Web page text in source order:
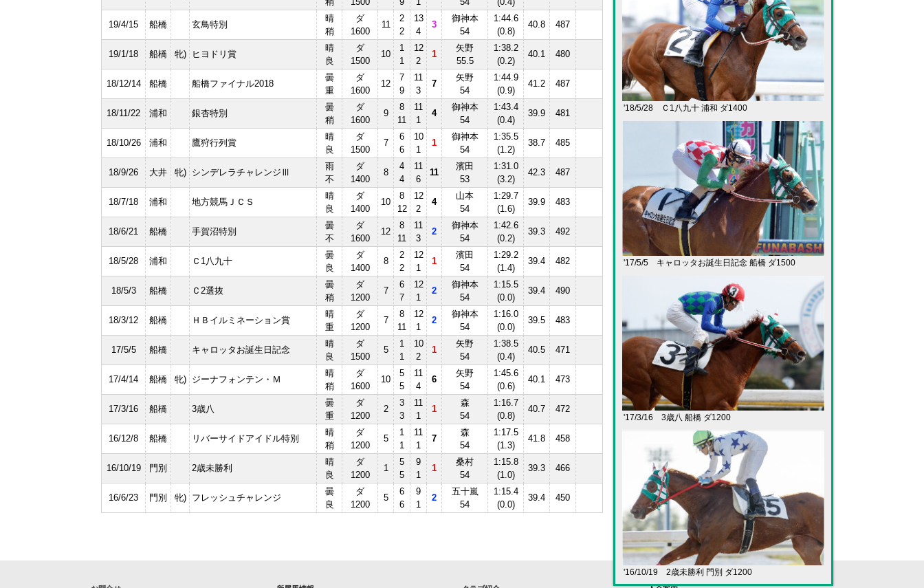
19/4/15 船橋 玄鳥特別
晴
稍
ダ
1600
11
2
2
13
4
3
御神本
54
1:44.6
(0.8)
40.8 487
19/1/18 船橋 牝) ヒヨドリ賞
晴
良
ダ
1500
10
1
1
12
2
1
矢野
55.5
1:38.2
(0.2)
40.1 480
18/12/14 船橋 船橋ファイナル2018
曇
重
ダ
1600
12
7
9
11
3
7
矢野
54
1:44.9
(0.9)
41.2 487
18/11/22 浦和 銀杏特別
曇
稍
ダ
1600
9
8
11
11
1
4
御神本
54
1:43.4
(0.4)
39.9 481
18/10/26 浦和 鷹狩行列賞
晴
良
ダ
1500
7
6
6
10
1
1
御神本
54
1:35.5
(1.2)
38.7 485
18/9/26 大井 牝) シンデレラチャレンジⅢ
雨
不
ダ
1400
8
4
4
11
6
11
濱田
53
1:31.0
(3.2)
42.3 487
18/7/18 浦和 地方競馬ＪＣＳ
晴
良
ダ
1400
10
8
12
12
2
4
山本
54
1:29.7
(1.6)
39.9 483
18/6/21 船橋 手賀沼特別
曇
不
ダ
1600
12
8
11
11
3
2
御神本
54
1:42.6
(0.2)
39.3 492
18/5/28 浦和 Ｃ1八九十
曇
良
ダ
1400
8
2
2
12
1
1
濱田
54
1:29.2
(1.4)
39.4 482
18/5/3 船橋 Ｃ2選抜
曇
稍
ダ
1200
7
6
7
12
1
2
御神本
54
1:15.5
(0.0)
39.4 490
18/3/12 船橋 ＨＢイルミネーション賞
晴
重
ダ
1200
7
8
11
12
1
2
御神本
54
1:16.0
(0.0)
39.5 483
17/5/5 船橋 キャロッタお誕生日記念
晴
良
ダ
1500
5
1
1
10
2
1
矢野
54
1:38.5
(0.4)
40.5 471
17/4/14 船橋 牝) ジーナフォンテン・Ｍ
晴
稍
ダ
1600
10
5
5
11
4
6
矢野
54
1:45.6
(0.6)
40.1 473
17/3/16 船橋 3歳八
曇
重
ダ
1200
2
3
3
11
1
1
森
54
1:16.7
(0.8)
40.7 472
16/12/8 船橋 リバーサイドアイドル特別
晴
稍
ダ
1200
5
1
1
11
1
7
森
54
1:17.5
(1.3)
41.8 458
16/10/19 門別 2歳未勝利
晴
良
ダ
1200
1
5
5
9
1
1
桑村
54
1:15.8
(1.0)
39.3 466
16/6/23 門別 牝) フレッシュチャレンジ
曇
良
ダ
1200
5
6
6
9
1
2
五十嵐
54
1:15.4
(0.0)
39.4 450
'18/5/28 Ｃ1八九十 浦和 ダ1400
'17/5/5 キャロッタお誕生日記念 船橋 ダ1500
'17/3/16 3歳八 船橋 ダ1200
'16/10/19 2歳未勝利 門別 ダ1200